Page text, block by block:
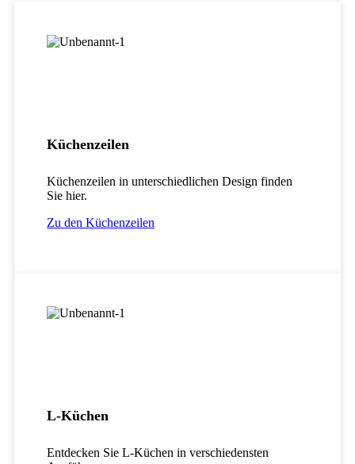
Küchenzeilen
Küchenzeilen in unterschiedlichen Design finden
Sie hier.
Zu den Küchenzeilen
L-Küchen
Entdecken SieL-Küchenin verschiedensten